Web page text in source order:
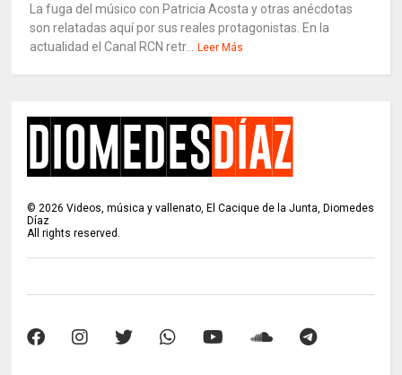
La fuga del músico con Patricia Acosta y otras anécdotas
son relatadas aquí por sus reales protagonistas. En la
actualidad el Canal RCN retr...
Leer Más
© 2026 Videos, música y vallenato, El Cacique de la Junta, Diomedes
Díaz
All rights reserved.